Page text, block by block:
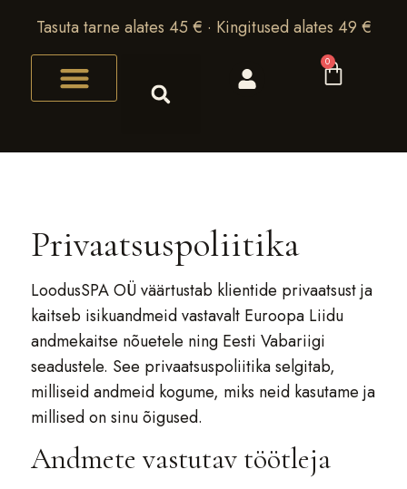
Tasuta tarne alates 45 € · Kingitused alates 49 €
0
Privaatsuspoliitika
LoodusSPA OÜ väärtustab klientide privaatsust ja
kaitseb isikuandmeid vastavalt Euroopa Liidu
andmekaitse nõuetele ning Eesti Vabariigi
seadustele. See privaatsuspoliitika selgitab,
milliseid andmeid kogume, miks neid kasutame ja
millised on sinu õigused.
Andmete vastutav töötleja